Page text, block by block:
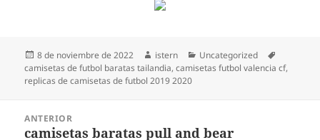
Publicado
el
8 de noviembre de 2022 Autor
istern Categorías
Uncategorized
camisetas de futbol baratas tailandia,camisetas futbol valencia cf,
replicas de camisetas de futbol 2019 2020
ANTERIOR
Entrada
camisetas baratas pull and bear